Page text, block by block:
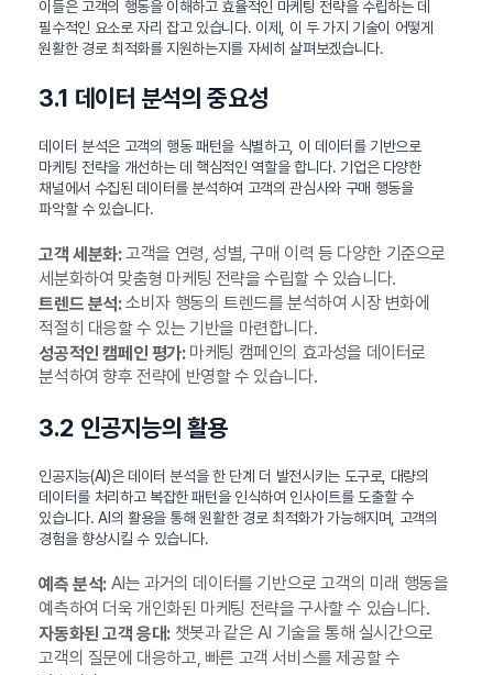
이들은 고객의 행동을 이해하고 효율적인 마케팅 전략을 수립하는 데
필수적인 요소로 자리 잡고 있습니다. 이제, 이 두 가지 기술이 어떻게
원활한 경로 최적화를 지원하는지를 자세히 살펴보겠습니다.
3.1 데이터 분석의 중요성
데이터 분석은 고객의 행동 패턴을 식별하고, 이 데이터를 기반으로
마케팅 전략을 개선하는 데 핵심적인 역할을 합니다. 기업은 다양한
채널에서 수집된 데이터를 분석하여 고객의 관심사와 구매 행동을
파악할 수 있습니다.
고객 세분화:고객을 연령, 성별, 구매 이력 등 다양한 기준으로
세분화하여 맞춤형 마케팅 전략을 수립할 수 있습니다.
트렌드 분석:소비자 행동의 트렌드를 분석하여 시장 변화에
적절히 대응할 수 있는 기반을 마련합니다.
성공적인 캠페인 평가:마케팅 캠페인의 효과성을 데이터로
분석하여 향후 전략에 반영할 수 있습니다.
3.2 인공지능의 활용
인공지능(AI)은 데이터 분석을 한 단계 더 발전시키는 도구로, 대량의
데이터를 처리하고 복잡한 패턴을 인식하여 인사이트를 도출할 수
있습니다. AI의 활용을 통해 원활한 경로 최적화가 가능해지며, 고객의
경험을 향상시킬 수 있습니다.
예측 분석:AI는 과거의 데이터를 기반으로 고객의 미래 행동을
예측하여 더욱 개인화된 마케팅 전략을 구사할 수 있습니다.
자동화된 고객 응대:챗봇과 같은 AI 기술을 통해 실시간으로
고객의 질문에 대응하고, 빠른 고객 서비스를 제공할 수